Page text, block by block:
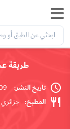
طريقة
تاريخ النشر: 2022
المطبخ: جزائري